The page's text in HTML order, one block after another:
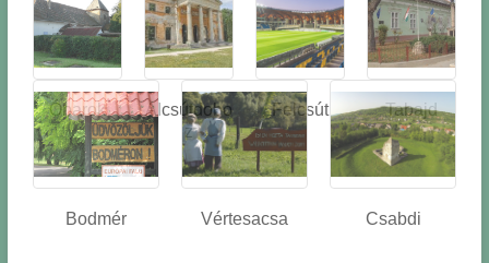
Óbarok
Alcsútdobo
z
Felcsút Tabajd
Bodmér Vértesacsa Csabdi